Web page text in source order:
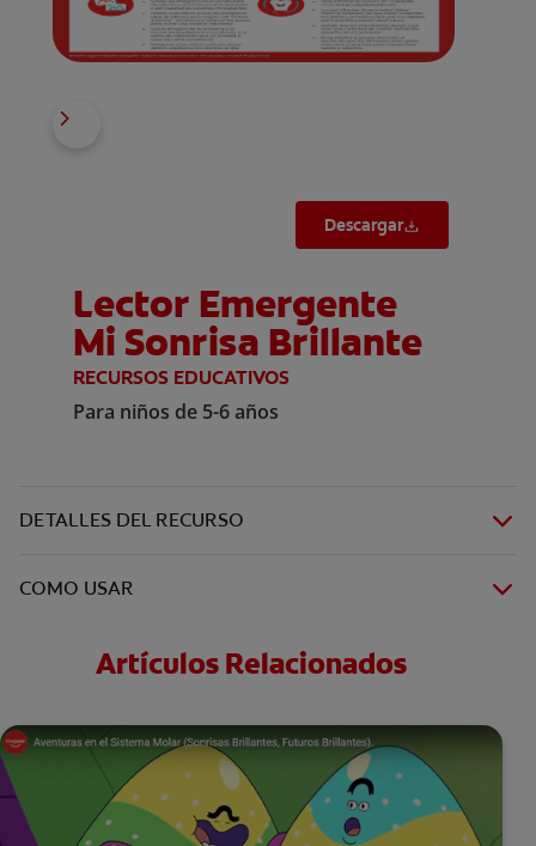
Descargar
Lector Emergente
Mi Sonrisa Brillante
RECURSOS EDUCATIVOS
Para niños de 5-6 años
DETALLES DEL RECURSO
COMO USAR
Artículos Relacionados